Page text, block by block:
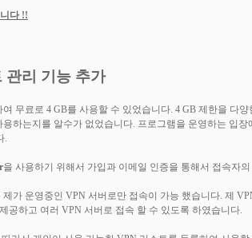
다 !!
관리 기능 추가
무료로 4 GB를 사용할 수 있었습니다. 4 GB 제한을 다
하는지를 알수가 없었습니다. 프로그램을 운영하는 입
.
을 사용하기 위해서 가입과 이메일 인증을 통해서 접속자
가 운영중인 VPN 서버로만 접속이 가능 했습니다. 제
공하고 여러 VPN 서버로 접속 할 수 있도록 하였습니다.